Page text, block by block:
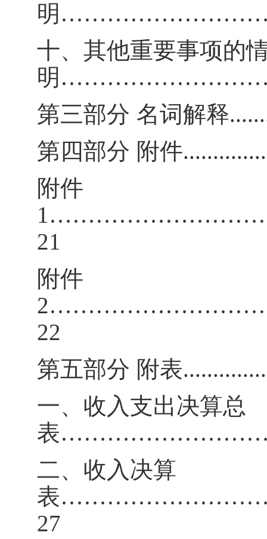
明
十、其他重要事项的
明
第三部分 名词解释
第四部分 附件
附件
21
附件
22
第五部分 附表
一、收入支出决算总
表
二、收入决算
表
27